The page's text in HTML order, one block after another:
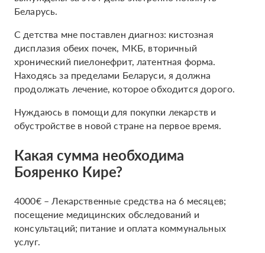
Беларусь.
С детства мне поставлен диагноз: кистозная
дисплазия обеих почек, МКБ, вторичный
хронический пиелонефрит, латентная форма.
Находясь за пределами Беларуси, я должна
продолжать лечение, которое обходится дорого.
Нуждаюсь в помощи для покупки лекарств и
обустройстве в новой стране на первое время.
Какая сумма необходима
Бояренко Кире?
4000€ – Лекарственные средства на 6 месяцев;
посещение медицинских обследований и
консультаций; питание и оплата коммунальных
услуг.